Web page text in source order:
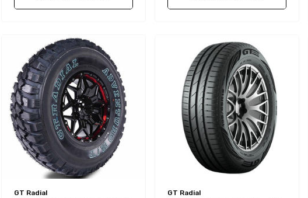
GT Radial GT Radial